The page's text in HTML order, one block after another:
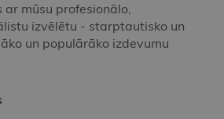
mūsu profesionālo,
izvēlētu - starptautisko un
un populārāko izdevumu